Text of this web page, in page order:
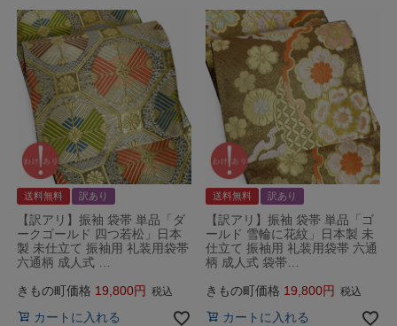
送料無料 訳あり
【訳アリ】振袖 袋帯 単品「ダ
ークゴールド 四つ若松」日本
製 未仕立て 振袖用 礼装用袋帯
六通柄 成人式 …
きもの町価格 19,800 税込
カートに入れる
送料無料 訳あり
【訳アリ】振袖 袋帯 単品「ゴ
ールド 雪輪に花紋」日本製 未
仕立て 振袖用 礼装用袋帯 六通
柄 成人式 袋帯…
きもの町価格 19,800 税込
カートに入れる